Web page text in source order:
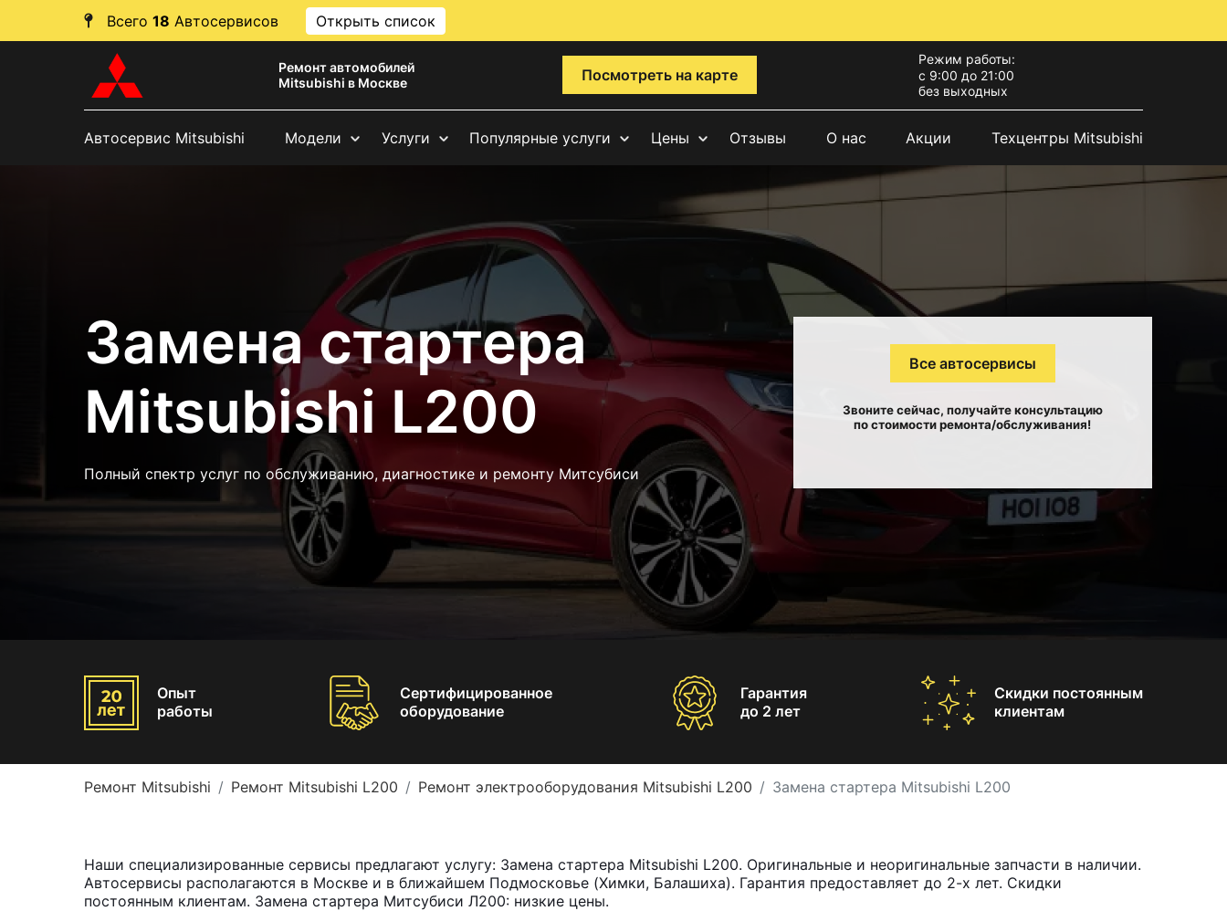
Всего 18 Автосервисов Открыть список
Ремонт автомобилей
Mitsubishi в Москве
Посмотреть на карте
Режим работы:
с 9:00 до 21:00
без выходных
Автосервис Mitsubishi Модели Услуги Популярные услуги Цены Отзывы О нас Акции Техцентры Mitsubishi
Замена стартера
Mitsubishi L200
Полный спектр услуг по обслуживанию, диагностике и ремонту Митсубиси
Все автосервисы
Звоните сейчас, получайте консультацию
по стоимости ремонта/обслуживания!
Опыт
работы
Сертифицированное
оборудование
Гарантия
до 2 лет
Скидки постоянным
клиентам
Ремонт Mitsubishi Ремонт Mitsubishi L200 Ремонт электрооборудования Mitsubishi L200 Замена стартера Mitsubishi L200
Наши специализированные сервисы предлагают услугу: Замена стартера Mitsubishi L200. Оригинальные и неоригинальные запчасти в наличии.
Автосервисы располагаются в Москве и в ближайшем Подмосковье (Химки, Балашиха). Гарантия предоставляет до 2-х лет. Скидки
постоянным клиентам. Замена стартера Митсубиси Л200: низкие цены.